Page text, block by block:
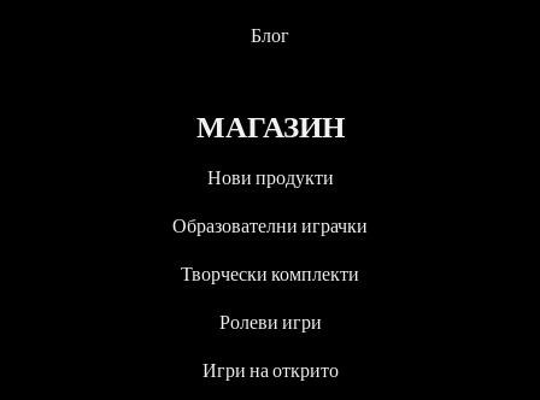
Блог
МАГАЗИН
Нови продукти
Образователни играчки
Творчески комплекти
Ролеви игри
Игри на открито